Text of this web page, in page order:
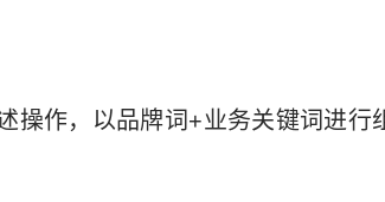
操作，以品牌词+业务关键词进行